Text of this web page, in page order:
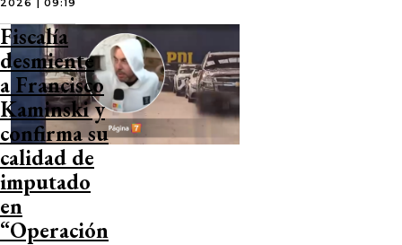
2026 | 09:19
Fiscalía
desmiente
a Francisco
Kaminski y
confirma su
calidad de
imputado
en
“Operación